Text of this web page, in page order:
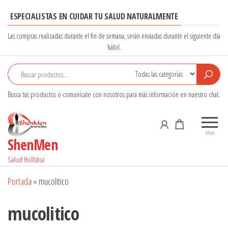
contenido
ESPECIALISTAS EN CUIDAR TU SALUD NATURALMENTE
Las compras realizadas durante el fin de semana, serán enviadas durante el siguiente día
hábil.
Busca tus productos o comunícate con nosotros para más información en nuestro chat.
ShenMen
Salud Holística
Menú
Portada » mucolitico
mucolitico